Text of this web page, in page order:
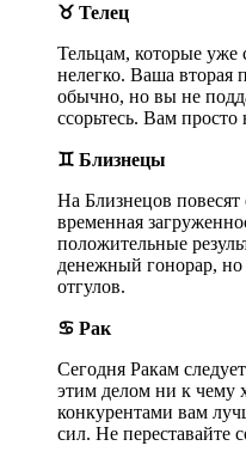
♉ Телец
Тельцам, которые уже
нелегко. Ваша вторая
обычно, но вы не
ссорьтесь. Вам
♊ Близнецы
На Близнецов
временная
положительные
денежный гонорар, но
отгулов.
♋ Рак
Сегодня Ракам
этим делом ни к чему
конкурентами вам
сил. Не переставайте